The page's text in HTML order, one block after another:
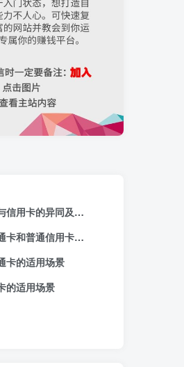
建行分期通卡与信用卡的异同及应用场景分析
一、建行分期通卡和普通信用卡的区别
卡的适用场景
的适用场景